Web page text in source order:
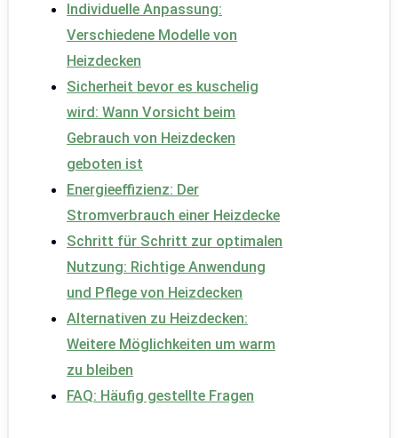
Individuelle Anpassung:
Verschiedene Modelle von
Heizdecken
Sicherheit bevor es kuschelig
wird: Wann Vorsicht beim
Gebrauch von Heizdecken
geboten ist
Energieeffizienz: Der
Stromverbrauch einer Heizdecke
Schritt für Schritt zur optimalen
Nutzung: Richtige Anwendung
und Pflege von Heizdecken
Alternativen zu Heizdecken:
Weitere Möglichkeiten um warm
zu bleiben
FAQ: Häufig gestellte Fragen